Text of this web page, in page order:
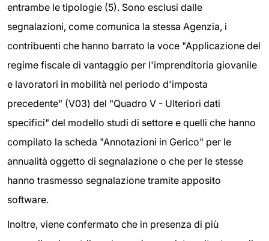
entrambe le tipologie (5). Sono esclusi dalle
segnalazioni, come comunica la stessa Agenzia, i
contribuenti che hanno barrato la voce "Applicazione del
regime fiscale di vantaggio per l'imprenditoria giovanile
e lavoratori in mobilità nel periodo d'imposta
precedente" (V03) del "Quadro V - Ulteriori dati
specifici" del modello studi di settore e quelli che hanno
compilato la scheda "Annotazioni in Gerico" per le
annualità oggetto di segnalazione o che per le stesse
hanno trasmesso segnalazione tramite apposito
software.
Inoltre, viene confermato che in presenza di più